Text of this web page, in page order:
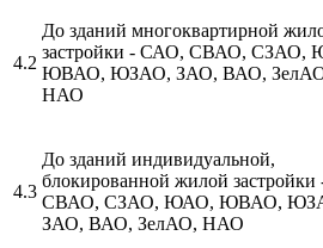
4.2
До зданий многоквартирной
застройки - САО, СВАО, СЗАО,
ЮВАО, ЮЗАО, ЗАО, ВАО,
НАО
4.3
До зданий индивидуальной,
блокированной жилой
СВАО, СЗАО, ЮАО, ЮВАО,
ЗАО, ВАО, ЗелАО, НАО